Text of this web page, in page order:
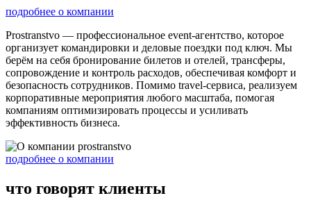
подробнее о компании
Prostranstvo — профессиональное event-агентство, которое
организует командировки и деловые поездки под ключ. Мы
берём на себя бронирование билетов и отелей, трансферы,
сопровождение и контроль расходов, обеспечивая комфорт и
безопасность сотрудников. Помимо travel-сервиса, реализуем
корпоративные мероприятия любого масштаба, помогая
компаниям оптимизировать процессы и усиливать
эффективность бизнеса.
подробнее о компании
что говорят клиенты